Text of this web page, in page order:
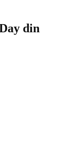
din